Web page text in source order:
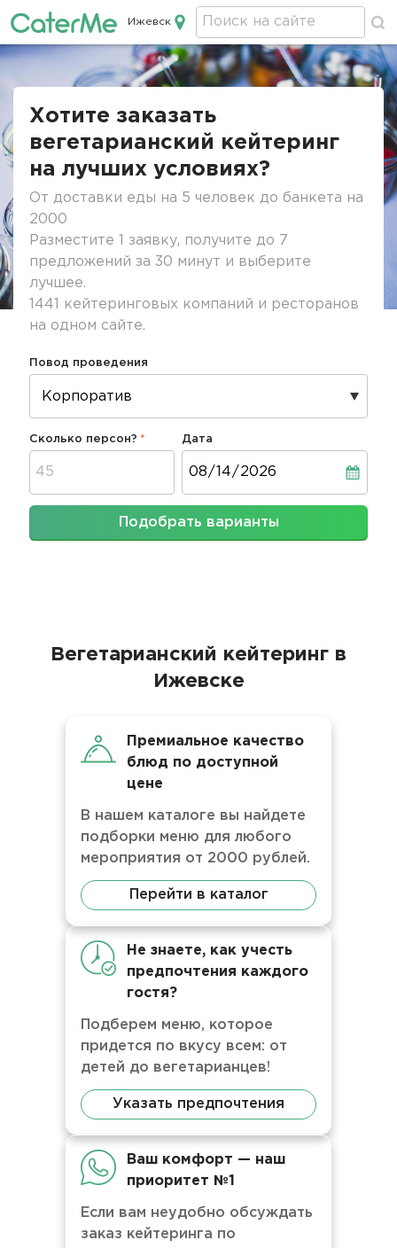
Кейтеринг в Ижевске
Ижевск
Хотите заказать
вегетарианский кейтеринг
на лучших условиях?
От доставки еды на 5 человек до банкета на
2000
Разместите 1 заявку, получите до 7
предложений за 30 минут и выберите
лучшее.
1441 кейтеринговых компаний и ресторанов
на одном сайте.
Повод проведения
Сколько персон? Дата
Подобрать варианты
Вегетарианский кейтеринг в
Ижевске
Премиальное качество
блюд по доступной
цене
В нашем каталоге вы найдете
подборки меню для любого
мероприятия от 2000 рублей.
Перейти в каталог
Не знаете, как учесть
предпочтения каждого
гостя?
Подберем меню, которое
придется по вкусу всем: от
детей до вегетарианцев!
Указать предпочтения
Ваш комфорт — наш
приоритет №1
Если вам неудобно обсуждать
заказ кейтеринга по